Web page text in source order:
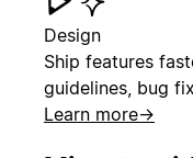
Design
Ship features
guidelines, bug
Learn more→